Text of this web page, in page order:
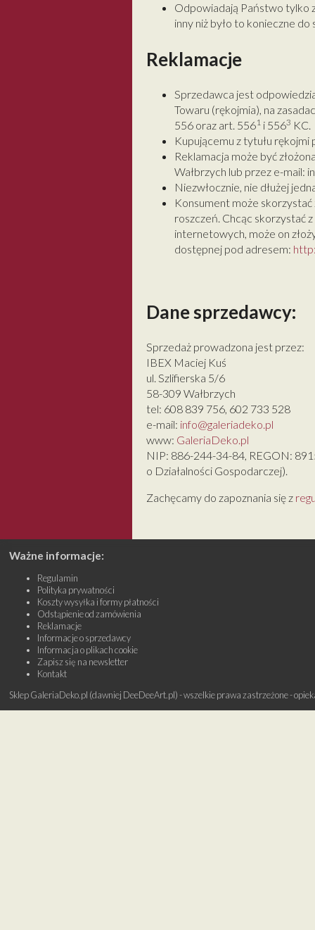
Odpowiadają Państwo tylko
inny niż było to konieczne
Reklamacje
Sprzedawca jest
Towaru (rękojmia), na
556 oraz art. 5561i 5563 KC.
Kupującemu z tytułu rękojmi
Reklamacja może być
Wałbrzych lub przez e-mail:
Niezwłocznie, nie dłużej
Konsument może
roszczeń. Chcąc skorzystać
internetowych, może on
dostępnej pod adresem:
Dane sprzedawcy:
Sprzedaż prowadzona jest przez:
IBEX Maciej Kuś
ul. Szlifierska 5/6
58-309 Wałbrzych
tel: 608 839 756, 602 733 528
e-mail: info@galeriadeko.pl
www: GaleriaDeko.pl
NIP: 886-244-34-84, REGON:
o Działalności Gospodarczej).
Zachęcamy do zapoznania się z
Ważne informacje:
Regulamin
Polityka prywatności
Koszty wysyłka i formy płatności
Odstąpienie od zamówienia
Reklamacje
Informacje o sprzedawcy
Informacja o plikach cookie
Zapisz się na newsletter
Kontakt
Sklep GaleriaDeko.pl (dawniej DeeDeeArt.pl) - wszelkie prawa zastrzeżone -